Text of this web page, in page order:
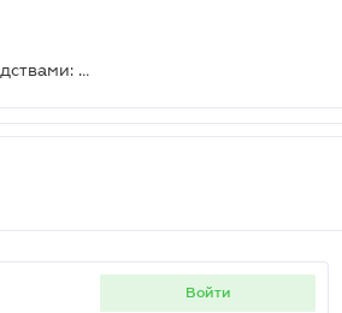
Розничная торговля подакцизными транспортными средствами: будет ли розничный акциз
войти